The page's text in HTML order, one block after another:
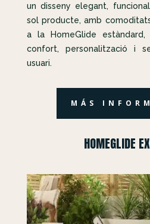
un disseny elegant,
sol producte, amb
a la HomeGlide
confort, personalització i
usuari.
MÁS
HOMEGLIDE